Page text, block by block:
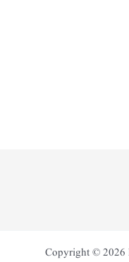
Copyright © 2026